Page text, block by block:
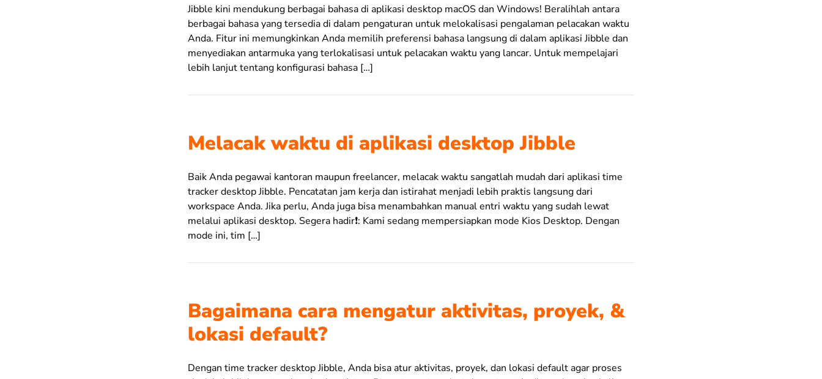
Jibble kini mendukung berbagai bahasa di aplikasi desktop macOS dan Windows! Beralihlah antara
berbagai bahasa yang tersedia di dalam pengaturan untuk melokalisasi pengalaman pelacakan waktu
Anda. Fitur ini memungkinkan Anda memilih preferensi bahasa langsung di dalam aplikasi Jibble dan
menyediakan antarmuka yang terlokalisasi untuk pelacakan waktu yang lancar. Untuk mempelajari
lebih lanjut tentang konfigurasi bahasa […]
Melacak waktu di aplikasi desktop Jibble
Baik Anda pegawai kantoran maupun freelancer, melacak waktu sangatlah mudah dari aplikasi time
tracker desktop Jibble. Pencatatan jam kerja dan istirahat menjadi lebih praktis langsung dari
workspace Anda. Jika perlu, Anda juga bisa menambahkan manual entri waktu yang sudah lewat
melalui aplikasi desktop. Segera hadir❗️: Kami sedang mempersiapkan mode Kios Desktop. Dengan
mode ini, tim […]
Bagaimana cara mengatur aktivitas, proyek, &
lokasi default?
Dengan time tracker desktop Jibble, Anda bisa atur aktivitas, proyek, dan lokasi default agar proses